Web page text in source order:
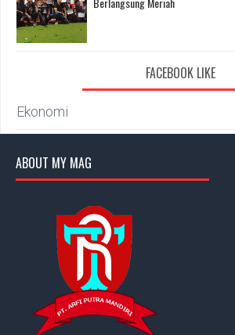
FACEBOOK LIKE
Ekonomi
ABOUT MY MAG